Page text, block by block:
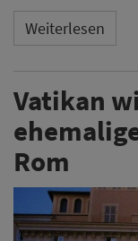
Weiterlesen
Vatikan
Rom